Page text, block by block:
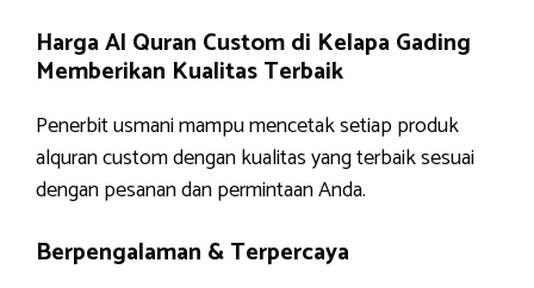
Harga Al Quran Custom di Kelapa Gading
Memberikan Kualitas Terbaik
Penerbit usmani mampu mencetak setiap produk
alquran custom dengan kualitas yang terbaik sesuai
dengan pesanan dan permintaan Anda.
Berpengalaman & Terpercaya